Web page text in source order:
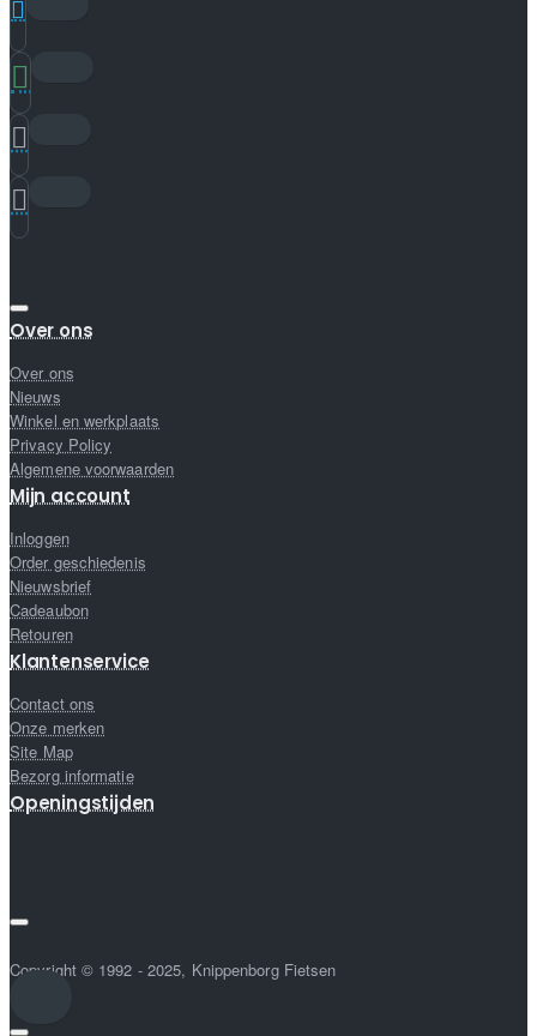
Over ons
Over ons
Nieuws
Winkel en werkplaats
Privacy Policy
Algemene voorwaarden
Mijn account
Inloggen
Order geschiedenis
Nieuwsbrief
Cadeaubon
Retouren
Klantenservice
Contact ons
Onze merken
Site Map
Bezorg informatie
Openingstijden
Copyright © 1992 - 2025, Knippenborg Fietsen